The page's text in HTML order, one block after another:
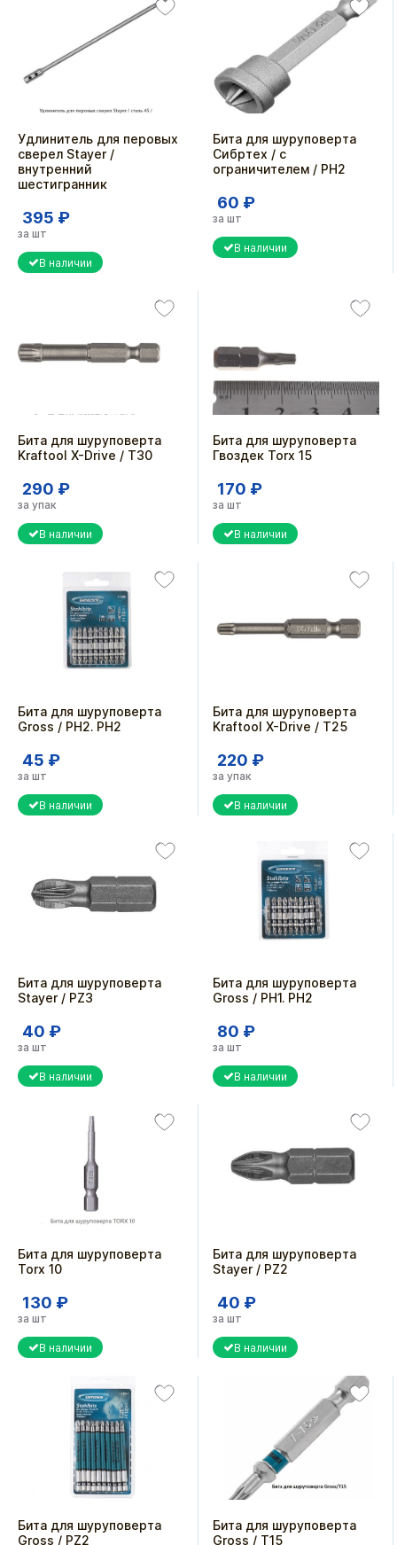
Удлинитель для перовых
сверел Stayer /
внутренний
шестигранник
395 ₽
за шт
В наличии
Бита для шуруповерта
Сибртех / с
ограничителем / PH2
60 ₽
за шт
В наличии
Бита для шуруповерта
Kraftool X-Drive / T30
290 ₽
за упак
В наличии
Бита для шуруповерта
Гвоздек Torx 15
170 ₽
за шт
В наличии
Бита для шуруповерта
Gross / PH2. PH2
45 ₽
за шт
В наличии
Бита для шуруповерта
Kraftool X-Drive / T25
220 ₽
за упак
В наличии
Бита для шуруповерта
Stayer / PZ3
40 ₽
за шт
В наличии
Бита для шуруповерта
Gross / PH1. PH2
80 ₽
за шт
В наличии
Бита для шуруповерта
Torx 10
130 ₽
за шт
В наличии
Бита для шуруповерта
Stayer / PZ2
40 ₽
за шт
В наличии
Бита для шуруповерта
Gross / PZ2
Бита для шуруповерта
Gross / T15